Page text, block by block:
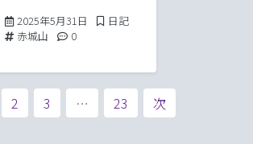
2025年5月31日 2025年5月31日
Posted in
日記
Tags:
赤城山 Comments:
0
ジ送り
2 3 … 23 次